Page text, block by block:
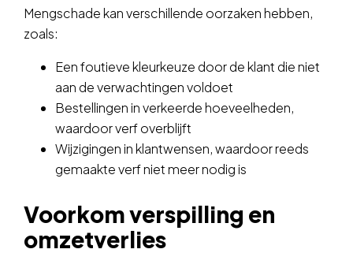
Mengschade kan verschillende oorzaken hebben,
zoals:
Een foutieve kleurkeuze door de klant die niet
aan de verwachtingen voldoet
Bestellingen in verkeerde hoeveelheden,
waardoor verf overblijft
Wijzigingen in klantwensen, waardoor reeds
gemaakte verf niet meer nodig is
Voorkom verspilling en
omzetverlies